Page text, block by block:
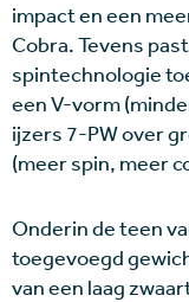
impact en een
Cobra. Tevens
spintechnologie
een V-vorm
ijzers 7-PW over
(meer spin, meer
Onderin de teen
toegevoegd
van een laag